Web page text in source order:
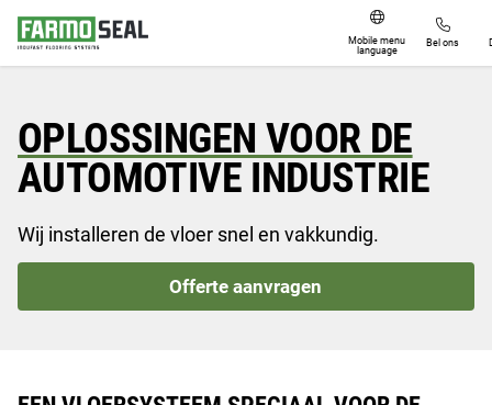
Mobile menu
language
Bel ons
Toepassingen
Varkenshouderij
Rundveehouderij
Pluimveehouderij
Over ons
Vraag een offerte aan
OPLOSSINGEN VOOR DE
AUTOMOTIVE INDUSTRIE
Wij installeren de vloer snel en vakkundig.
Offerte aanvragen